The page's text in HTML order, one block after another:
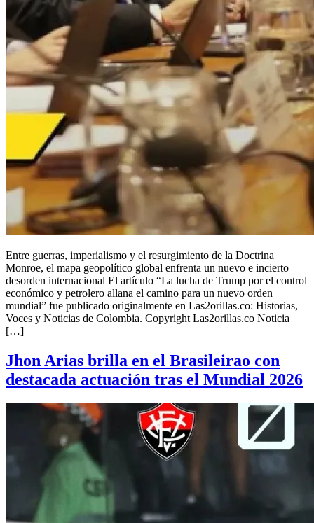
Entre guerras, imperialismo y el resurgimiento de la Doctrina
Monroe, el mapa geopolítico global enfrenta un nuevo e incierto
desorden internacional El artículo “La lucha de Trump por el control
económico y petrolero allana el camino para un nuevo orden
mundial” fue publicado originalmente en Las2orillas.co: Historias,
Voces y Noticias de Colombia. Copyright Las2orillas.co Noticia
[…]
Jhon Arias brilla en el Brasileirao con
destacada actuación tras el Mundial 2026